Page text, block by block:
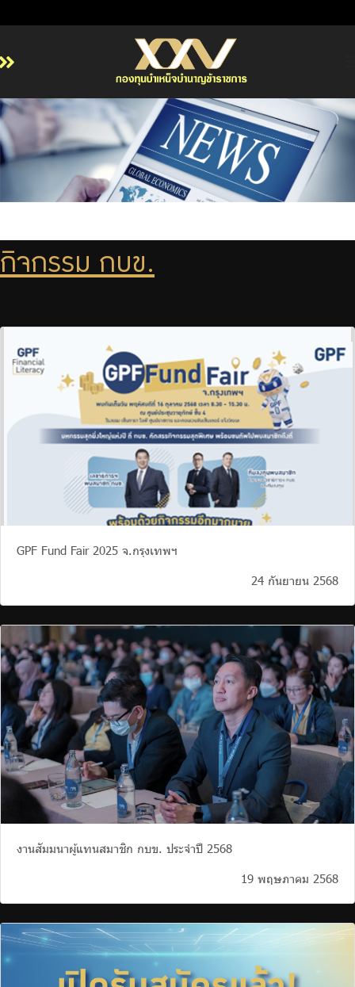
หน้าหลัก
เกี่ยวกับ กบข.
บริการสมาชิก
รายงานผลการดำเนินงาน
ร่วมงานกับเรา
ไทย | Eng
กิจกรรม กบข.
GPF Fund Fair 2025 จ.กรุงเทพฯ
24 กันยายน 2568
งานสัมมนาผู้แทนสมาชิก กบข. ประจำปี 2568
19 พฤษภาคม 2568